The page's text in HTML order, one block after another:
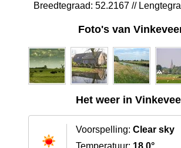
Breedtegraad: 52.2167 //
Foto's van
Het weer in
Voorspelling: Clear sky